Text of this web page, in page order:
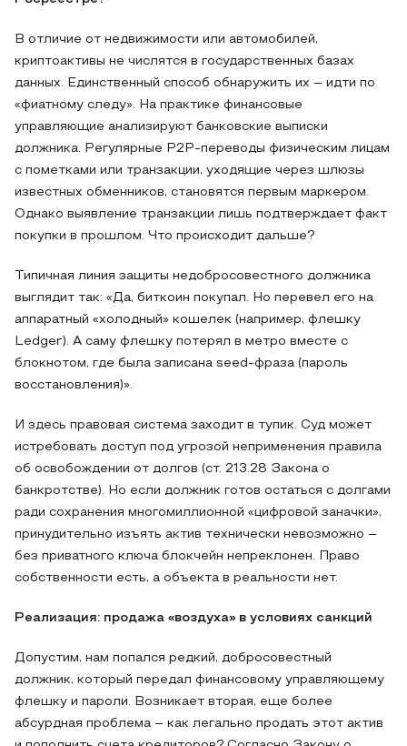
В отличие от недвижимости или автомобилей,
криптоактивы не числятся в государственных базах
данных. Единственный способ обнаружить их – идти по
«фиатному следу». На практике финансовые
управляющие анализируют банковские выписки
должника. Регулярные P2P-переводы физическим лицам
с пометками или транзакции, уходящие через шлюзы
известных обменников, становятся первым маркером.
Однако выявление транзакции лишь подтверждает факт
покупки в прошлом. Что происходит дальше?
Типичная линия защиты недобросовестного должника
выглядит так: «Да, биткоин покупал. Но перевел его на
аппаратный «холодный» кошелек (например, флешку
Ledger). А саму флешку потерял в метро вместе с
блокнотом, где была записана seed-фраза (пароль
восстановления)».
И здесь правовая система заходит в тупик. Суд может
истребовать доступ под угрозой неприменения правила
об освобождении от долгов (ст. 213.28 Закона о
банкротстве). Но если должник готов остаться с долгами
ради сохранения многомиллионной «цифровой заначки»,
принудительно изъять актив технически невозможно –
без приватного ключа блокчейн непреклонен. Право
собственности есть, а объекта в реальности нет.
Реализация: продажа «воздуха» в условиях санкций
Допустим, нам попался редкий, добросовестный
должник, который передал финансовому управляющему
флешку и пароли. Возникает вторая, еще более
абсурдная проблема – как легально продать этот актив